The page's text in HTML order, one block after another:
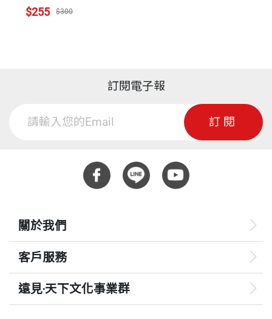
$255 $300
訂閱電子報
訂閱
關於我們
客戶服務
遠見‧天下文化事業群